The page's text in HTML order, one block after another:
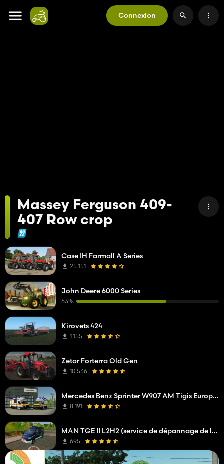
Connexion
Massey Ferguson 409-
407 Row crop
Case IH Farmall A Series
25 151
John Deere 6000 Series
63%
Kirovets 424
1 155
Zetor Forterra Old Gen
10 536
Mercedes Benz Sprinter W907 AM Tigis Europa RTW
8 191
MAN TGE II L2H2 (service de dépannage de l'opérateur réseau)
695